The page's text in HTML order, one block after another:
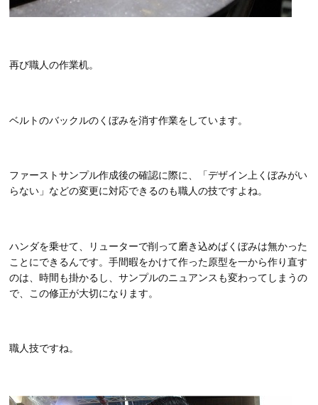
再び職人の作業机。
ベルトのバックルのくぼみを消す作業をしています。
ファーストサンプル作成後の確認に際に、「デザイン上くぼみがい
らない」などの変更に対応できるのも職人の技ですよね。
ハンダを乗せて、リューターで削って磨き込めばくぼみは無かった
ことにできるんです。手間暇をかけて作った原型を一から作り直す
のは、時間も掛かるし、サンプルのニュアンスも変わってしまうの
で、この修正が大切になります。
職人技ですね。